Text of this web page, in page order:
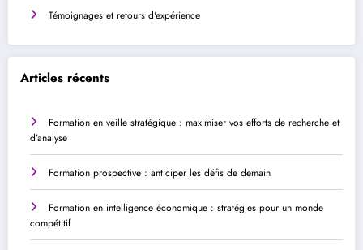
Témoignages et retours d'expérience
Articles récents
Formation en veille stratégique : maximiser vos efforts de recherche et
d’analyse
Formation prospective : anticiper les défis de demain
Formation en intelligence économique : stratégies pour un monde
compétitif